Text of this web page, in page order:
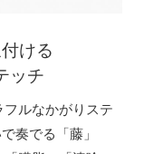
ける
ッチ
ルなかがりステ
奏でる「藤」